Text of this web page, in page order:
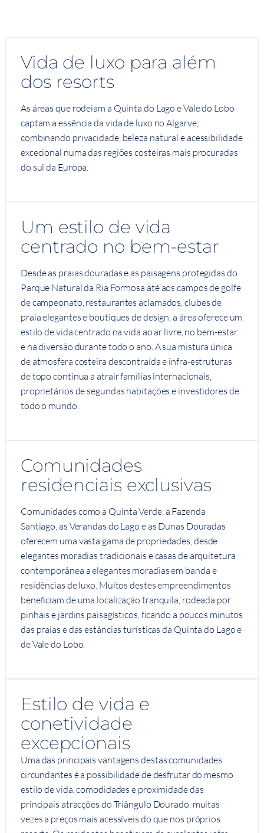
Vida de luxo para além
dos resorts
As áreas que rodeiam a Quinta do Lago e Vale do Lobo
captam a essência da vida de luxo no Algarve,
combinando privacidade, beleza natural e acessibilidade
excecional numa das regiões costeiras mais procuradas
do sul da Europa.
Um estilo de vida
centrado no bem-estar
Desde as praias douradas e as paisagens protegidas do
Parque Natural da Ria Formosa até aos campos de golfe
de campeonato, restaurantes aclamados, clubes de
praia elegantes e boutiques de design, a área oferece um
estilo de vida centrado na vida ao ar livre, no bem-estar
e na diversão durante todo o ano. A sua mistura única
de atmosfera costeira descontraída e infra-estruturas
de topo continua a atrair famílias internacionais,
proprietários de segundas habitações e investidores de
todo o mundo.
Comunidades
residenciais exclusivas
Comunidades como a Quinta Verde, a Fazenda
Santiago, as Verandas do Lago e as Dunas Douradas
oferecem uma vasta gama de propriedades, desde
elegantes moradias tradicionais e casas de arquitetura
contemporânea a elegantes moradias em banda e
residências de luxo. Muitos destes empreendimentos
beneficiam de uma localização tranquila, rodeada por
pinhais e jardins paisagísticos, ficando a poucos minutos
das praias e das estâncias turísticas da Quinta do Lago e
de Vale do Lobo.
Estilo de vida e
conetividade
excepcionais
Uma das principais vantagens destas comunidades
circundantes é a possibilidade de desfrutar do mesmo
estilo de vida, comodidades e proximidade das
principais atracções do Triângulo Dourado, muitas
vezes a preços mais acessíveis do que nos próprios